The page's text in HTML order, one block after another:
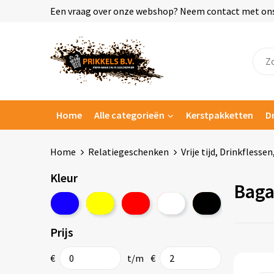
Een vraag over onze webshop? Neem contact met
Home Alle categorieën Kerstpakketten
Home Relatiegeschenken Vrije tijd,
Kleur
Prijs
€ t/m €